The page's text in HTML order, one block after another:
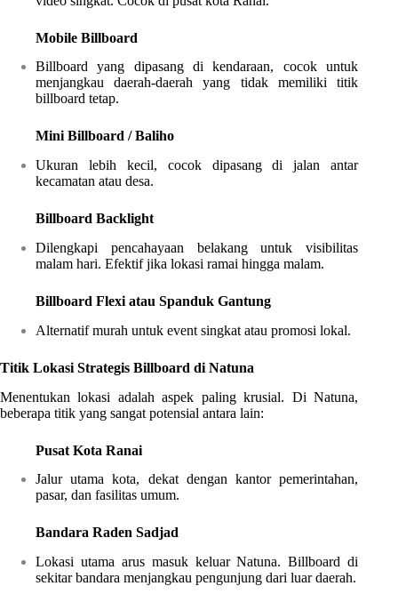
Mobile Billboard
Billboard yang dipasang di kendaraan, cocok untuk
menjangkau daerah-daerah yang tidak memiliki titik
billboard tetap.
Mini Billboard / Baliho
Ukuran lebih kecil, cocok dipasang di jalan antar
kecamatan atau desa.
Billboard Backlight
Dilengkapi pencahayaan belakang untuk visibilitas
malam hari. Efektif jika lokasi ramai hingga malam.
Billboard Flexi atau Spanduk Gantung
Alternatif murah untuk event singkat atau promosi lokal.
Titik Lokasi Strategis Billboard di Natuna
Menentukan lokasi adalah aspek paling krusial. Di Natuna,
beberapa titik yang sangat potensial antara lain:
Pusat Kota Ranai
Jalur utama kota, dekat dengan kantor pemerintahan,
pasar, dan fasilitas umum.
Bandara Raden Sadjad
Lokasi utama arus masuk keluar Natuna. Billboard di
sekitar bandara menjangkau pengunjung dari luar daerah.